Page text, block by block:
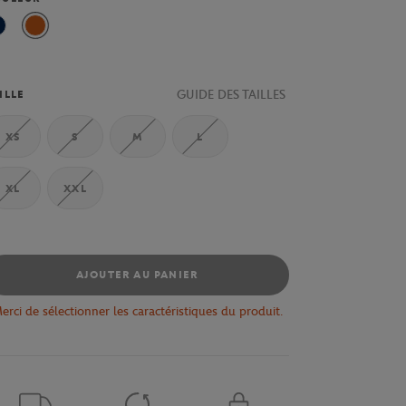
Terre Battue
GUIDE DES TAILLES
XS S M L
XL XXL
AJOUTER AU PANIER
de sélectionner les caractéristiques du produit.